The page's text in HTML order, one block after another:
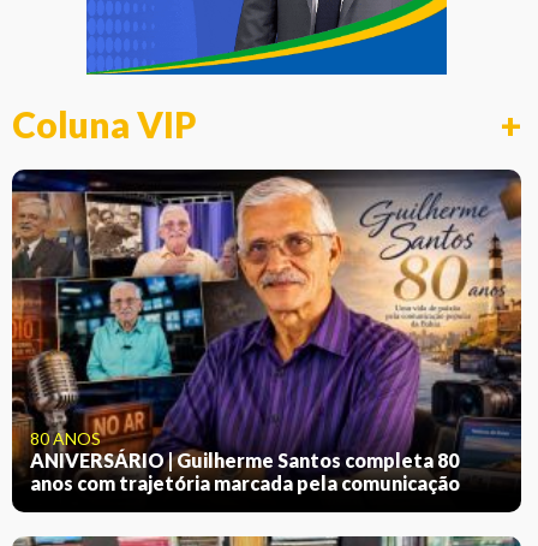
Coluna VIP +
80 ANOS
ANIVERSÁRIO | Guilherme Santos completa 80
anos com trajetória marcada pela comunicação